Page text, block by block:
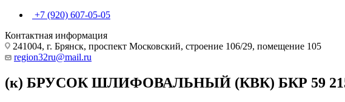
+7 (920) 607-05-05
Контактная информация
241004, г. Брянск, проспект Московский, строение 106/29, помещение 105
region32ru@mail.ru
(к) БРУСОК ШЛИФОВАЛЬНЫЙ (КВК) БКР 59 215